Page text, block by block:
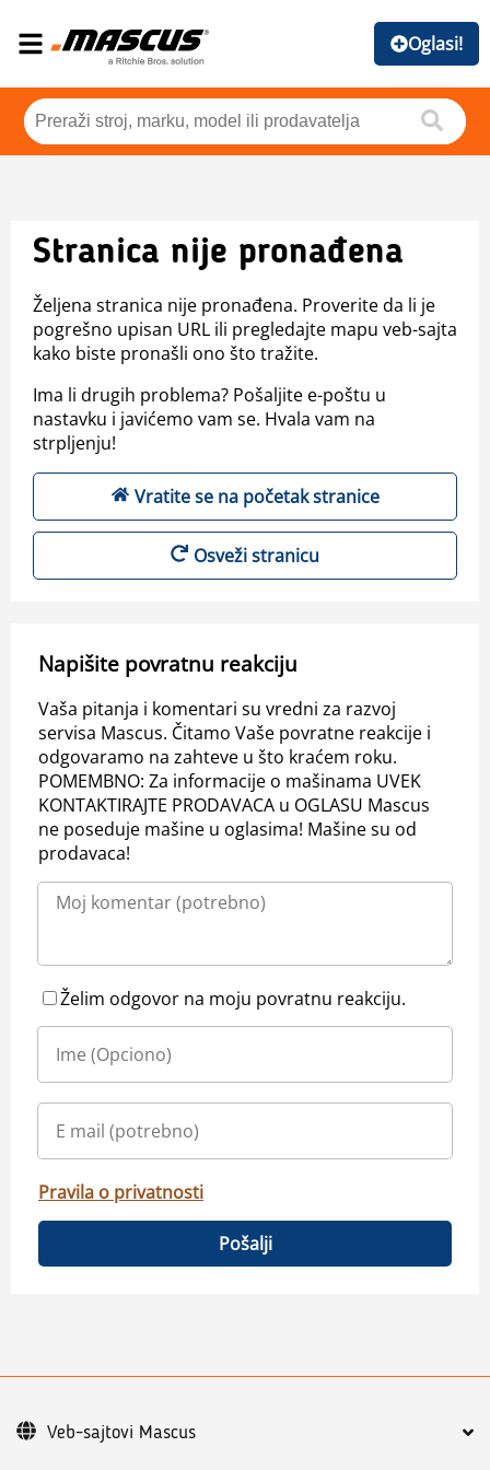
Oglasi!
Stranica nije pronađena
Željena stranica nije pronađena. Proverite da li je
pogrešno upisan URL ili pregledajte mapu veb-sajta
kako biste pronašli ono što tražite.
Ima li drugih problema? Pošaljite e-poštu u
nastavku i javićemo vam se. Hvala vam na
strpljenju!
Vratite se na početak stranice
Osveži stranicu
Napišite povratnu reakciju
Vaša pitanja i komentari su vredni za razvoj
servisa Mascus. Čitamo Vaše povratne reakcije i
odgovaramo na zahteve u što kraćem roku.
POMEMBNO: Za informacije o mašinama UVEK
KONTAKTIRAJTE PRODAVACA u OGLASU Mascus
ne poseduje mašine u oglasima! Mašine su od
prodavaca!
Želim odgovor na moju povratnu reakciju.
Pravila o privatnosti
Pošalji
Veb-sajtovi Mascus